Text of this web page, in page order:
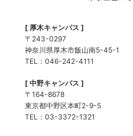
[ 厚木キャンパス ]
〒243-0297
神奈川県厚木市飯山南5-45-1
TEL：046-242-4111
[ 中野キャンパス ]
〒164-8678
東京都中野区本町2-9-5
TEL：03-3372-1321